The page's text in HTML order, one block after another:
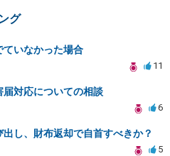
グ
ていなかった場合
11
対応についての相談
6
し、財布返却で自首すべきか？
5